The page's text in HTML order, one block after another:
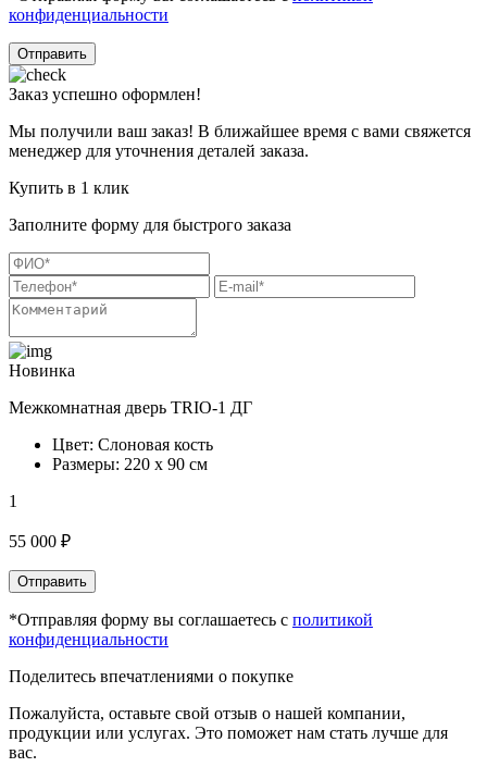
конфиденциальности
Отправить
Заказ успешно оформлен!
Мы получили ваш заказ! В ближайшее время с вами свяжется
менеджер для уточнения деталей заказа.
Купить в 1 клик
Заполните форму для быстрого заказа
Новинка
Межкомнатная дверь TRIO-1 ДГ
Цвет: Слоновая кость
Размеры: 220 х 90 см
1
55 000 ₽
Отправить
*Отправляя форму вы соглашаетесь с политикой
конфиденциальности
Поделитесь впечатлениями о покупке
Пожалуйста, оставьте свой отзыв о нашей компании,
продукции или услугах. Это поможет нам стать лучше для
вас.